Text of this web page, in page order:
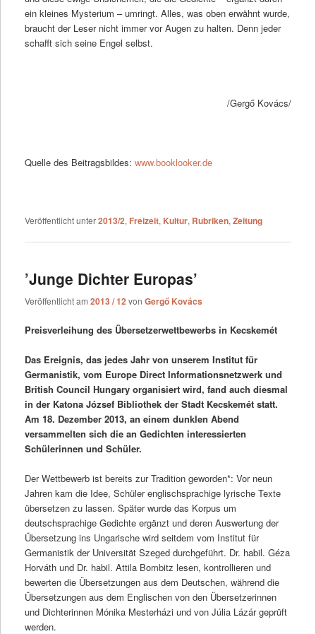
ein kleines Mysterium – umringt. Alles, was oben erwähnt wurde,
braucht der Leser nicht immer vor Augen zu halten. Denn jeder
schafft sich seine Engel selbst.
/Gergő Kovács/
Quelle des Beitragsbildes: www.booklooker.de
Veröffentlicht unter2013/2, Freizeit, Kultur, Rubriken, Zeitung
’Junge Dichter Europas’
Veröffentlicht am 2013 / 12 von Gergő Kovács
Preisverleihung des Übersetzerwettbewerbs in Kecskemét
Das Ereignis, das jedes Jahr von unserem Institut für
Germanistik, vom Europe Direct Informationsnetzwerk und
British Council Hungary organisiert wird, fand auch diesmal
in der Katona József Bibliothek der Stadt Kecskemét statt.
Am 18. Dezember 2013, an einem dunklen Abend
versammelten sich die an Gedichten interessierten
Schülerinnen und Schüler.
Der Wettbewerb ist bereits zur Tradition geworden*: Vor neun
Jahren kam die Idee, Schüler englischsprachige lyrische Texte
übersetzen zu lassen. Später wurde das Korpus um
deutschsprachige Gedichte ergänzt und deren Auswertung der
Übersetzung ins Ungarische wird seitdem vom Institut für
Germanistik der Universität Szeged durchgeführt. Dr. habil. Géza
Horváth und Dr. habil. Attila Bombitz lesen, kontrollieren und
bewerten die Übersetzungen aus dem Deutschen, während die
Übersetzungen aus dem Englischen von den Übersetzerinnen
und Dichterinnen Mónika Mesterházi und von Júlia Lázár geprüft
werden.